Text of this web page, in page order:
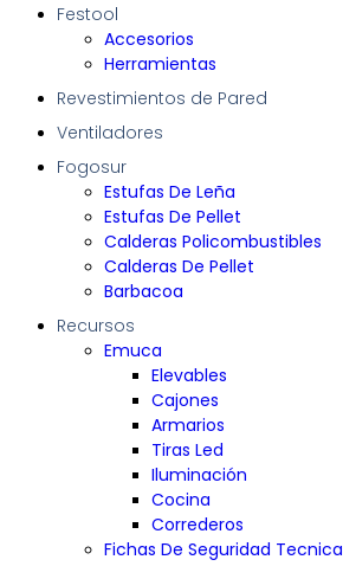
Festool
Accesorios
Herramientas
Revestimientos de Pared
Ventiladores
Fogosur
Estufas De Leña
Estufas De Pellet
Calderas Policombustibles
Calderas De Pellet
Barbacoa
Recursos
Emuca
Elevables
Cajones
Armarios
Tiras Led
Iluminación
Cocina
Correderos
Fichas De Seguridad Tecnica